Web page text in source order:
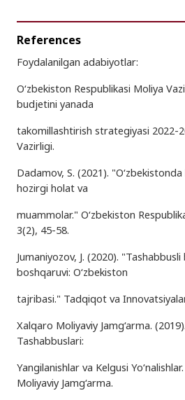
References
Foydalanilgan adabiyotlar:
O‘zbekiston Respublikasi Moliya
budjetini yanada
takomillashtirish strategiyasi 2022-
Vazirligi.
Dadamov, S. (2021).
hozirgi holat va
muammolar." O‘zbekiston
3(2), 45-58.
Jumaniyozov, J. (2020).
boshqaruvi: O‘zbekiston
tajribasi." Tadqiqot va
Xalqaro Moliyaviy Jamg‘arma.
Tashabbuslari:
Yangilanishlar va Kelgusi
Moliyaviy Jamg‘arma.